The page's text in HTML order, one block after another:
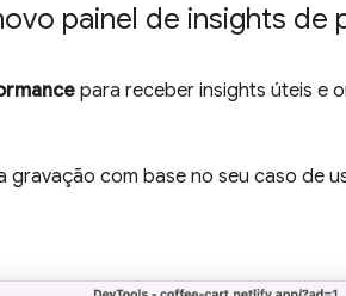
painel de insights de
para receber insights úteis e
gravação com base no seu caso de